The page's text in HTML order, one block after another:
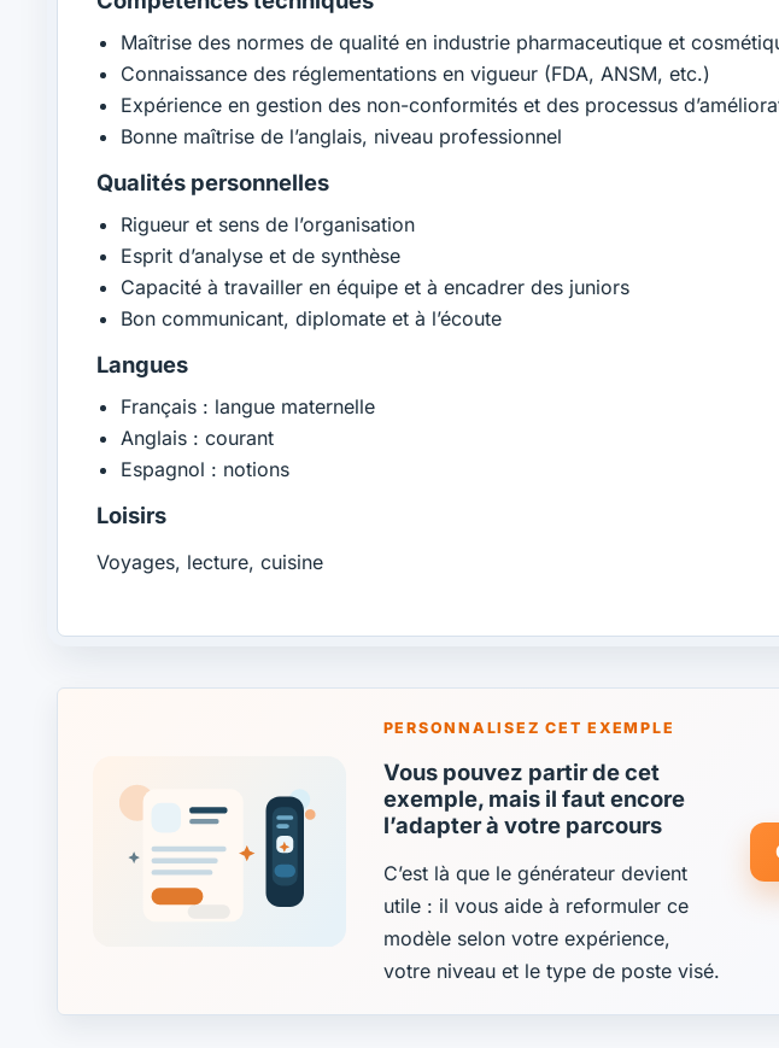
Maîtrise des normes de qualité en industrie pharmaceutique et
Connaissance des réglementations en vigueur (FDA, ANSM, etc.)
Expérience en gestion des non-conformités et des processus
Bonne maîtrise de l’anglais, niveau professionnel
Qualités personnelles
Rigueur et sens de l’organisation
Esprit d’analyse et de synthèse
Capacité à travailler en équipe et à encadrer des juniors
Bon communicant, diplomate et à l’écoute
Langues
Français : langue maternelle
Anglais : courant
Espagnol : notions
Loisirs
Voyages, lecture, cuisine
PERSONNALISEZ CET EXEMPLE
Vous pouvez partir de cet
exemple, mais il faut encore
l’adapter à votre parcours
C’est là que le générateur devient
utile : il vous aide à reformuler ce
modèle selon votre expérience,
votre niveau et le type de poste visé.